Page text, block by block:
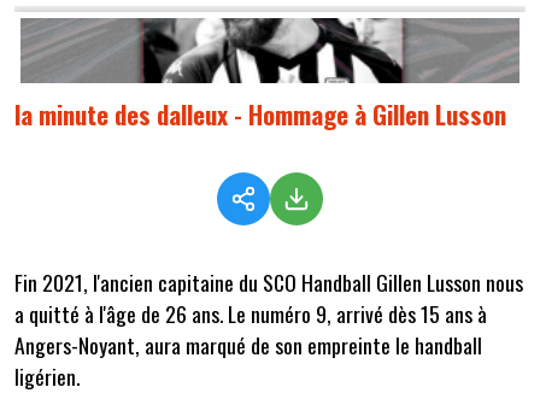
la minute des dalleux - Hommage à Gillen Lusson
Fin 2021, l'ancien capitaine du SCO Handball Gillen Lusson nous
a quitté à l'âge de 26 ans. Le numéro 9, arrivé dès 15 ans à
Angers-Noyant, aura marqué de son empreinte le handball
ligérien.